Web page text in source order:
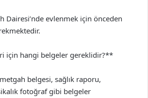
Dairesi’nde evlenmek için önceden
için hangi belgeler gereklidir?**
belgesi, sağlık raporu,
fotoğraf gibi belgeler